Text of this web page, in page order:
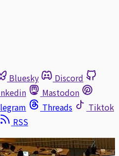
Bluesky
Discord
Mastodon
Threads
Tiktok
RSS